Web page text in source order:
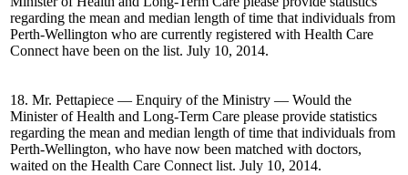
regarding the mean and median length of time that individuals from
Perth-Wellington who are currently registered with Health Care
Connect have been on the list. July 10, 2014.
18. Mr. Pettapiece — Enquiry of the Ministry — Would the
Minister of Health and Long-Term Care please provide statistics
regarding the mean and median length of time that individuals from
Perth-Wellington, who have now been matched with doctors,
waited on the Health Care Connect list. July 10, 2014.